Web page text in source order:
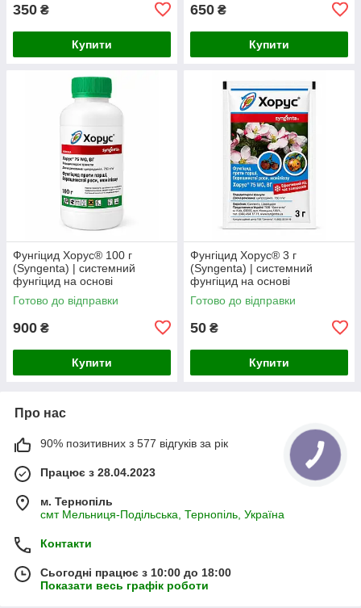
350 ₴
Купити
650 ₴
Купити
Фунгіцид Хорус® 100 г
(Syngenta) | системний
фунгіцид на основі
ципродинілу 750 г/кг
Готово до відправки
900 ₴
Купити
Фунгіцид Хорус® 3 г
(Syngenta) | системний
фунгіцид на основі
ципродинілу 750 г/кг
Готово до відправки
50 ₴
Купити
Про нас
90% позитивних з 577 відгуків за рік
Працює з 28.04.2023
м. Тернопіль
смт Мельниця-Подільська, Тернопіль, Україна
Контакти
Сьогодні працює з 10:00 до 18:00
Показати весь графік роботи